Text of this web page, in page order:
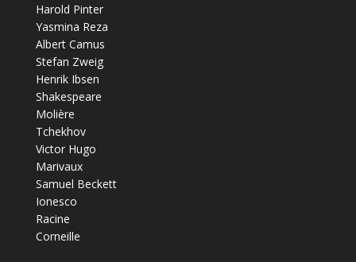
Harold Pinter
Yasmina Reza
Albert Camus
Stefan Zweig
Henrik Ibsen
Shakespeare
Molière
Tchekhov
Victor Hugo
Marivaux
Samuel Beckett
Ionesco
Racine
Corneille